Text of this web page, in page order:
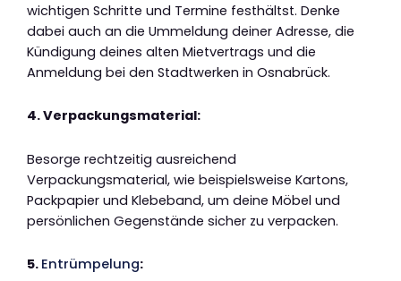
wichtigen Schritte und Termine festhältst. Denke
dabei auch an die Ummeldung deiner Adresse, die
Kündigung deines alten Mietvertrags und die
Anmeldung bei den Stadtwerken in Osnabrück.
4. Verpackungsmaterial:
Besorge rechtzeitig ausreichend
Verpackungsmaterial, wie beispielsweise Kartons,
Packpapier und Klebeband, um deine Möbel und
persönlichen Gegenstände sicher zu verpacken.
5. Entrümpelung: